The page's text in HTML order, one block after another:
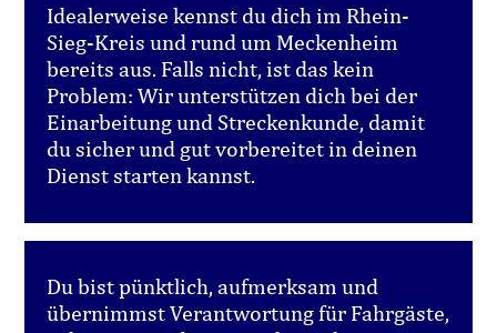
Idealerweise kennst du dich im Rhein-
Sieg-Kreis und rund um Meckenheim
bereits aus. Falls nicht, ist das kein
Problem: Wir unterstützen dich bei der
Einarbeitung und Streckenkunde, damit
du sicher und gut vorbereitet in deinen
Dienst starten kannst.
Du bist pünktlich, aufmerksam und
übernimmst Verantwortung für Fahrgäste,